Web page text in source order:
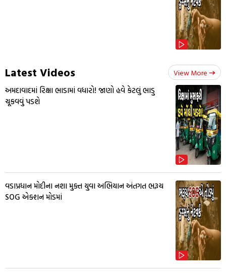
Latest Videos View More
અમદાવાદમાં રિક્ષા ભાડામાં વધારો! જાણો હવે કેટલું ભાડુ
ચૂકવવું પડશે
વડાપ્રધાન મોદીના નશા મુક્ત યુવા અભિયાન અંતગત ભરૂચ
SOG એક્શન મોડમાં